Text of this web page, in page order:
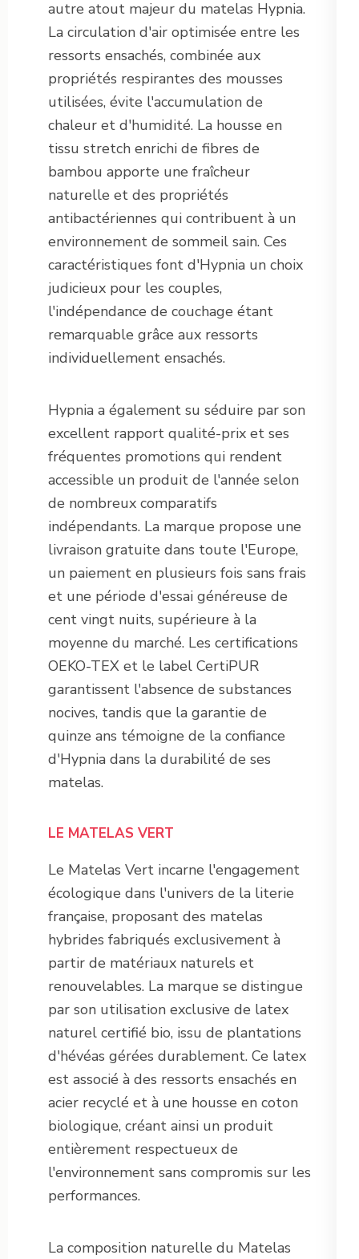
autre atout majeur du matelas Hypnia.
La circulation d'air optimisée entre les
ressorts ensachés, combinée aux
propriétés respirantes des mousses
utilisées, évite l'accumulation de
chaleur et d'humidité. La housse en
tissu stretch enrichi de fibres de
bambou apporte une fraîcheur
naturelle et des propriétés
antibactériennes qui contribuent à un
environnement de sommeil sain. Ces
caractéristiques font d'Hypnia un choix
judicieux pour les couples,
l'indépendance de couchage étant
remarquable grâce aux ressorts
individuellement ensachés.
Hypnia a également su séduire par son
excellent rapport qualité-prix et ses
fréquentes promotions qui rendent
accessible un produit de l'année selon
de nombreux comparatifs
indépendants. La marque propose une
livraison gratuite dans toute l'Europe,
un paiement en plusieurs fois sans frais
et une période d'essai généreuse de
cent vingt nuits, supérieure à la
moyenne du marché. Les certifications
OEKO-TEX et le label CertiPUR
garantissent l'absence de substances
nocives, tandis que la garantie de
quinze ans témoigne de la confiance
d'Hypnia dans la durabilité de ses
matelas.
LE MATELAS VERT
Le Matelas Vert incarne l'engagement
écologique dans l'univers de la literie
française, proposant des matelas
hybrides fabriqués exclusivement à
partir de matériaux naturels et
renouvelables. La marque se distingue
par son utilisation exclusive de latex
naturel certifié bio, issu de plantations
d'hévéas gérées durablement. Ce latex
est associé à des ressorts ensachés en
acier recyclé et à une housse en coton
biologique, créant ainsi un produit
entièrement respectueux de
l'environnement sans compromis sur les
performances.
La composition naturelle du Matelas